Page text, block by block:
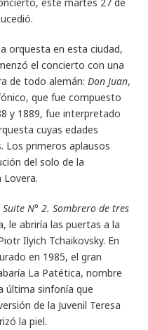
orquesta en esta ciudad,
el concierto con una
de todo alemán:Don Juan,
que fue compuesto
y 1889, fue interpretado
cuyas edades
Los primeros aplausos
del solo de la
Lovera.
Suite N° 2. Sombrero de tres
le abriría las puertas a la
Ilyich Tchaikovsky. En
en 1985, el gran
La Patética, nombre
última sinfonía que
de la Juvenil Teresa
la piel.